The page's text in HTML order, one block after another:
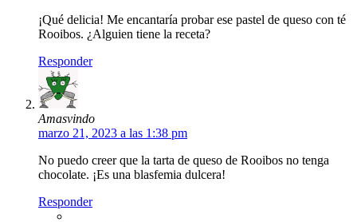
¡Qué delicia! Me encantaría probar ese pastel de queso con té
Rooibos. ¿Alguien tiene la receta?
Responder
Amasvindo
marzo 21, 2023 a las 1:38 pm
No puedo creer que la tarta de queso de Rooibos no tenga
chocolate. ¡Es una blasfemia dulcera!
Responder